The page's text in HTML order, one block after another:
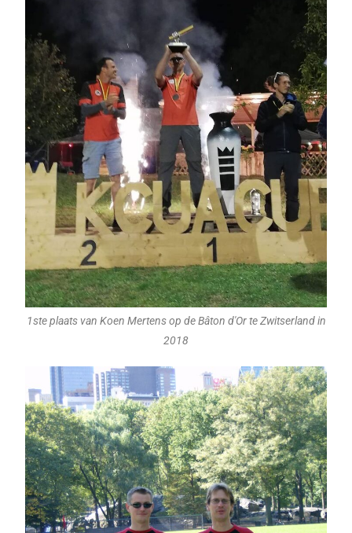
1ste plaats van Koen Mertens op de Bâton d'Or te Zwitserland in
2018